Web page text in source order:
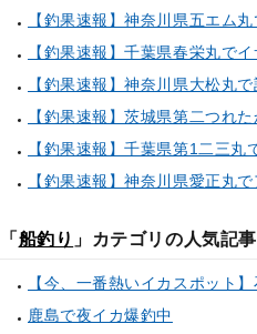
「 船釣り 」カテゴリの人気記事
鹿島で夜イカ爆釣中